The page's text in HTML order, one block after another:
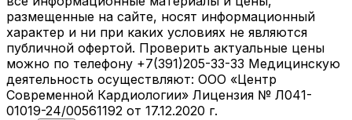
размещенные на сайте, носят информационный
характер и ни при каких условиях не являются
публичной офертой. Проверить актуальные цены
можно по телефону +7(391)205-33-33 Медицинскую
деятельность осуществляют: ООО «Центр
Современной Кардиологии» Лицензия № Л041-
01019-24/00561192 от 17.12.2020 г.